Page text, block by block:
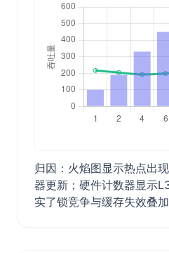
归因：火焰图显示热点出
器更新；硬件计数器显示
实了锁竞争与缓存失效叠加